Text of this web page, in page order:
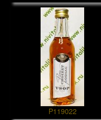
P119022